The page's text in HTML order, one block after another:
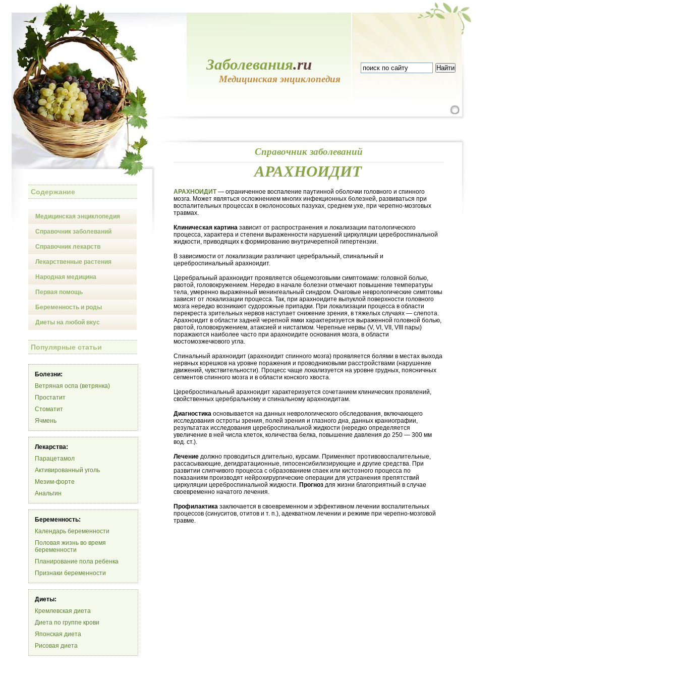
Заболевания.ru
Медицинская энциклопедия
Содержание
Медицинская энциклопедия
Справочник заболеваний
Справочник лекарств
Лекарственные растения
Народная медицина
Первая помощь
Беременность и роды
Диеты на любой вкус
Популярные статьи
Болезни:
Ветряная оспа (ветрянка)
Простатит
Стоматит
Ячмень
Лекарства:
Парацетамол
Активированный уголь
Мезим-форте
Анальгин
Беременность:
Календарь беременности
Половая жизнь во время
беременности
Планирование пола ребенка
Признаки беременности
Диеты:
Кремлевская диета
Диета по группе крови
Японская диета
Рисовая диета
Справочник заболеваний
АРАХНОИДИТ
АРАХНОИДИТ— ограниченное воспаление паутинной оболочки головного и спинного
мозга. Может являться осложнением многих инфекционных болезней, развиваться при
воспалительных процессах в околоносовых пазухах, среднем ухе, при черепно-мозговых
травмах.
Клиническая картина зависит от распространения и локализации патологического
процесса, характера и степени выраженности нарушений циркуляции цереброспинальной
жидкости, приводящих к формированию внутричерепной гипертензии.
В зависимости от локализации различают церебральный, спинальный и
цереброспинальный арахноидит.
Церебральный арахноидит проявляется общемозговыми симптомами: головной болью,
рвотой, головокружением. Нередко в начале болезни отмечают повышение температуры
тела, умеренно выраженный менингеальный синдром. Очаговые неврологические симптомы
зависят от локализации процесса. Так, при арахноидите выпуклой поверхности головного
мозга нередко возникают судорожные припадки. При локализации процесса в области
перекреста зрительных нервов наступает снижение зрения, в тяжелых случаях — слепота.
Арахноидит в области задней черепной ямки характеризуется выраженной головной болью,
рвотой, головокружением, атаксией и нистагмом. Черепные нервы (V, VI, VII, VIII пары)
поражаются наиболее часто при арахноидите основания мозга, в области
мостомозжечкового угла.
Спинальный арахноидит (арахноидит спинного мозга) проявляется болями в местах выхода
нервных корешков на уровне поражения и проводниковыми расстройствами (нарушение
движений, чувствительности). Процесс чаще локализуется на уровне грудных, поясничных
сегментов спинного мозга и в области конского хвоста.
Цереброспинальный арахноидит характеризуется сочетанием клинических проявлений,
свойственных церебральному и спинальному арахноидитам.
Диагностика основывается на данных неврологического обследования, включающего
исследования остроты зрения, полей зрения и глазного дна, данных краниографии,
результатах исследования цереброспинальной жидкости (нередко определяется
увеличение в ней числа клеток, количества белка, повышение давления до 250 — 300 мм
вод. ст.).
Лечение должно проводиться длительно, курсами. Применяют противовоспалительные,
рассасывающие, дегидратационные, гипосенсибилизирующие и другие средства. При
развитии слипчивого процесса с образованием спаек или кистозного процесса по
показаниям производят нейрохирургические операции для устранения препятствий
циркуляции цереброспинальной жидкости. Прогноз для жизни благоприятный в случае
своевременно начатого лечения.
Профилактика заключается в своевременном и эффективном лечении воспалительных
процессов (синуситов, отитов и т. п.), адекватном лечении и режиме при черепно-мозговой
травме.